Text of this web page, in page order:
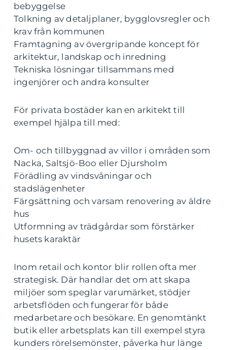
bebyggelse
Tolkning av detaljplaner, bygglovsregler och
krav från kommunen
Framtagning av övergripande koncept för
arkitektur, landskap och inredning
Tekniska lösningar tillsammans med
ingenjörer och andra konsulter
För privata bostäder kan en arkitekt till
exempel hjälpa till med:
Om- och tillbyggnad av villor i områden som
Nacka, Saltsjö-Boo eller Djursholm
Förädling av vindsvåningar och
stadslägenheter
Färgsättning och varsam renovering av äldre
hus
Utformning av trädgårdar som förstärker
husets karaktär
Inom retail och kontor blir rollen ofta mer
strategisk. Där handlar det om att skapa
miljöer som speglar varumärket, stödjer
arbetsflöden och fungerar för både
medarbetare och besökare. En genomtänkt
butik eller arbetsplats kan till exempel styra
kunders rörelsemönster, påverka hur länge